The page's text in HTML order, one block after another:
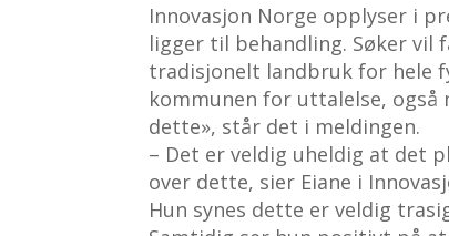
Innovasjon Norge opplyser i
ligger til behandling. Søker vil
tradisjonelt landbruk for hele
kommunen for uttalelse,
dette», står det i meldingen.
– Det er veldig uheldig at det
over dette, sier Eiane i
Hun synes dette er veldig